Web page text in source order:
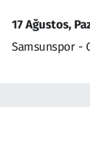
17 Ağustos,
Samsunspor -